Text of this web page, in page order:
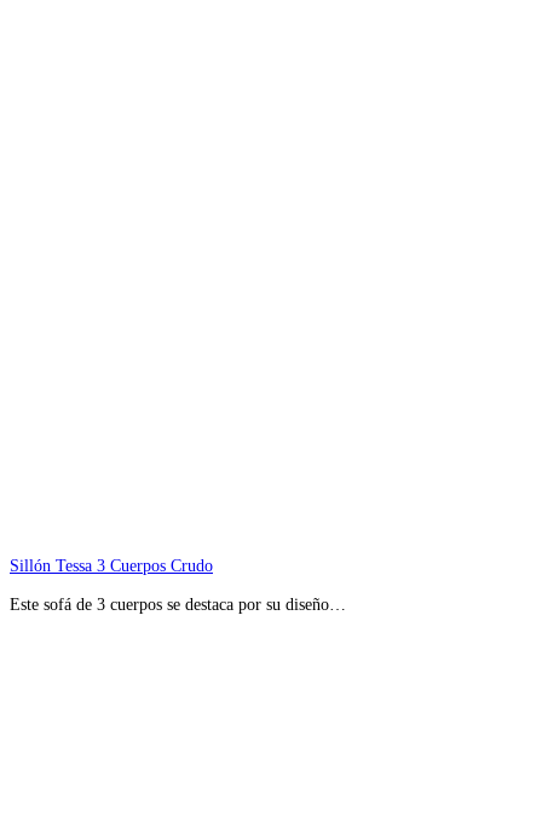
Sillón Tessa 3 Cuerpos Crudo
Este sofá de 3 cuerpos se destaca por su diseño…